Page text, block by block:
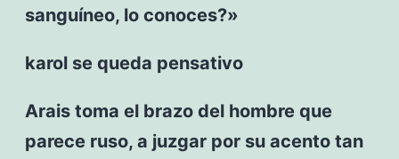
sanguíneo, lo conoces?»
karol se queda pensativo
Arais toma el brazo del hombre que
parece ruso, a juzgar por su acento tan